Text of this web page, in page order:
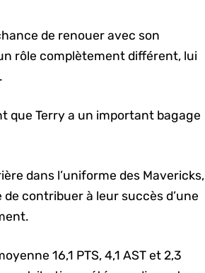
de renouer avec son
rôle complètement différent, lui
que Terry a un important bagage
dans l’uniforme des Mavericks,
contribuer à leur succès d’une
16,1 PTS, 4,1 AST et 2,3